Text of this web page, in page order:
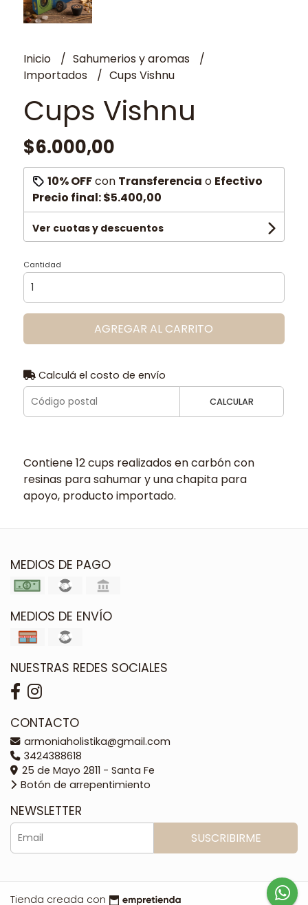
Inicio
Sahumerios y aromas
Importados
Cups Vishnu
Cups Vishnu
$6.000,00
10% OFFcon Transferencia o Efectivo
Precio final:$5.400,00
Ver cuotas y descuentos
Cantidad
AGREGAR AL CARRITO
Calculá el costo de envío
CALCULAR
Contiene 12 cups realizados en carbón con
resinas para sahumar y una chapita para
apoyo, producto importado.
MEDIOS DE PAGO
MEDIOS DE ENVÍO
NUESTRAS REDES SOCIALES
CONTACTO
armoniaholistika@gmail.com
3424388618
25 de Mayo 2811 - Santa Fe
Botón de arrepentimiento
NEWSLETTER
SUSCRIBIRME
Tienda creada con